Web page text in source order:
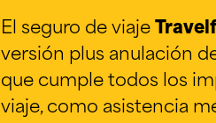
El seguro de viaje
versión plus anulación
que cumple todos los
viaje, como asistencia